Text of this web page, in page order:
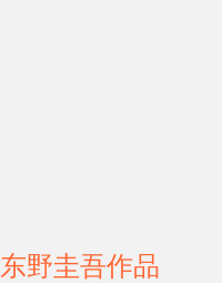
东野圭吾作品